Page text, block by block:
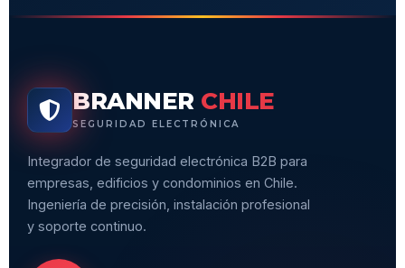
BRANNER CHILE
SEGURIDAD ELECTRÓNICA
Integrador de seguridad electrónica B2B para
empresas, edificios y condominios en Chile.
Ingeniería de precisión, instalación profesional
y soporte continuo.